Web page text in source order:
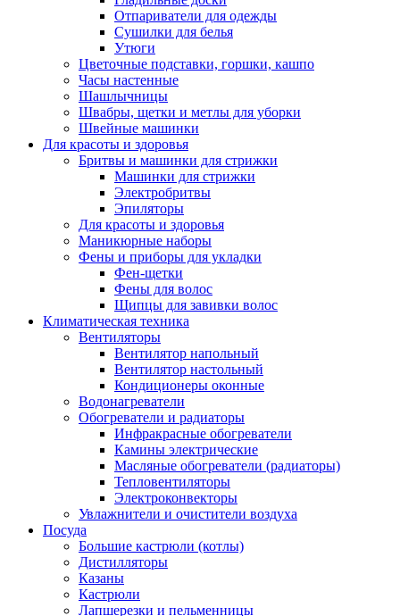
Отпариватели для одежды
Сушилки для белья
Утюги
Цветочные подставки, горшки, кашпо
Часы настенные
Шашлычницы
Швабры, щетки и метлы для уборки
Швейные машинки
Для красоты и здоровья
Бритвы и машинки для стрижки
Машинки для стрижки
Электробритвы
Эпиляторы
Для красоты и здоровья
Маникюрные наборы
Фены и приборы для укладки
Фен-щетки
Фены для волос
Щипцы для завивки волос
Климатическая техника
Вентиляторы
Вентилятор напольный
Вентилятор настольный
Кондиционеры оконные
Водонагреватели
Обогреватели и радиаторы
Инфракрасные обогреватели
Камины электрические
Масляные обогреватели (радиаторы)
Тепловентиляторы
Электроконвекторы
Увлажнители и очистители воздуха
Посуда
Большие кастрюли (котлы)
Дистилляторы
Казаны
Кастрюли
Лапшерезки и пельменницы